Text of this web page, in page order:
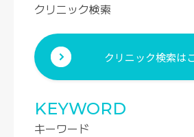
クリニック検索
クリニック検索は
KEYWORD
キーワード